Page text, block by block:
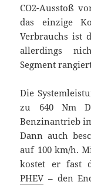
CO2-Ausstoß
das einzige
Verbrauchs ist
allerdings
Segment
Die
zu 640 Nm
Benzinantrieb
Dann auch
auf 100 km/h.
kostet er fast
PHEV – den